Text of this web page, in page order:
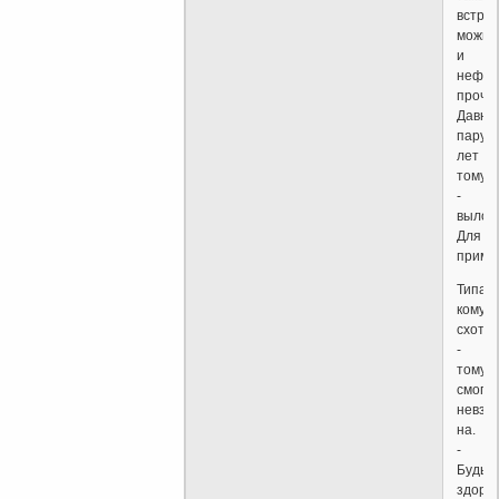
можно
и
Давно,
пару
лет
тому,
-
Для
Типа:
кому
-
тому
на.
-
Будь